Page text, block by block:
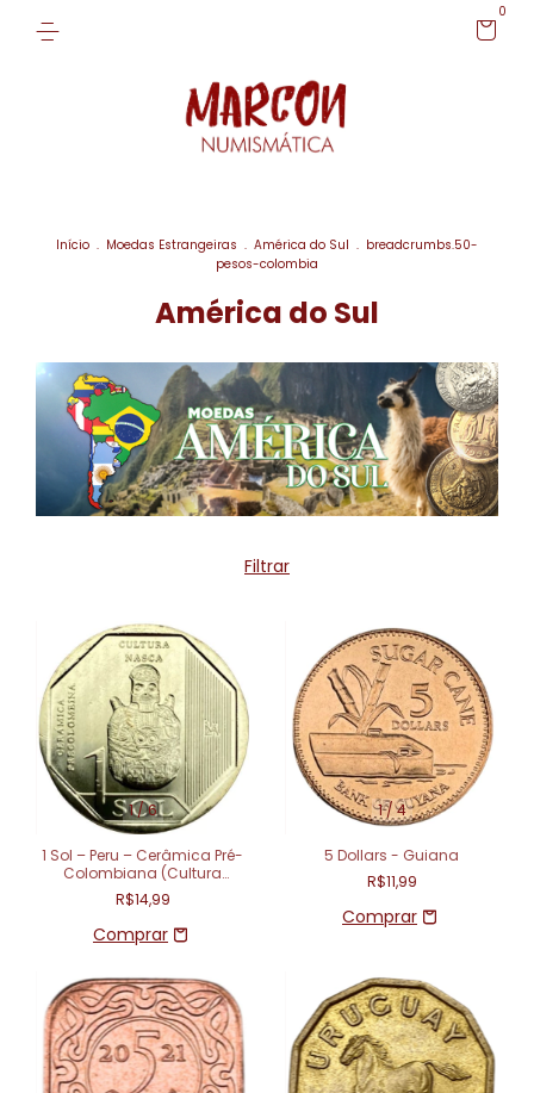
0
Início . Moedas Estrangeiras . América do Sul . breadcrumbs.50-
pesos-colombia
América do Sul
Filtrar
1/6
1 Sol – Peru – Cerâmica Pré-
Colombiana (Cultura
Nazca)
R$14,99
1/4
5 Dollars - Guiana
R$11,99